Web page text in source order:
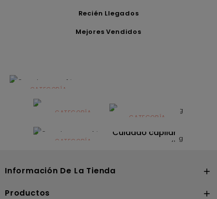
Recién Llegados
Mejores Vendidos
CATEGORÍA
Alimentación
infantilCATEGORÍA
Dermocosmética
CATEGORÍA
Solares
CATEGORÍA
Cuidado capilar
Información De La Tienda 
Productos 